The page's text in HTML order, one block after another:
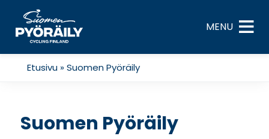
content
MENU
Etusivu»Suomen Pyöräily
Suomen Pyöräily